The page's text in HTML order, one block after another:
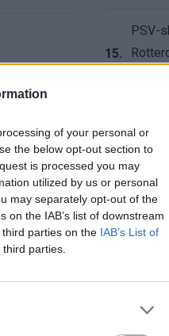
of your personal or
the below opt-out section to
is processed you may
utilized by us or personal
may separately opt-out of the
the IAB’s list of downstream
parties on the IAB’s List of
parties.
eruit
15.
PSV-
16.
17.
Ajax
altijd